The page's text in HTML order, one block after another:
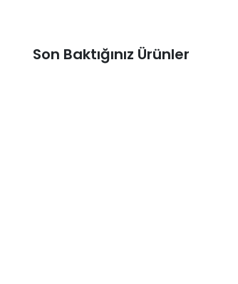
Son Baktığınız Ürünler